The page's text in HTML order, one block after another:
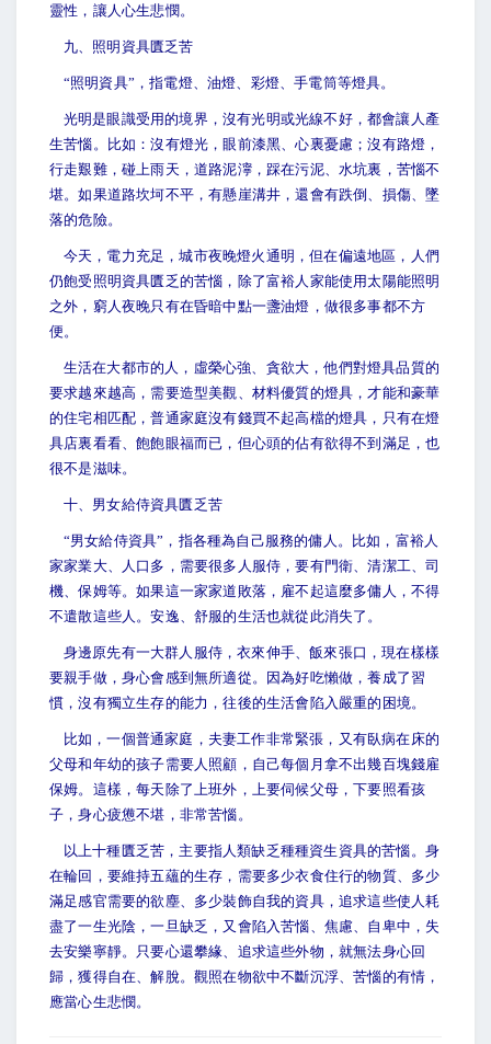
靈性，讓人心生悲憫。
九、照明資具匱乏苦
“照明資具”，指電燈、油燈、彩燈、手電筒等燈具。
光明是眼識受用的境界，沒有光明或光線不好，都會讓人產
生苦惱。比如：沒有燈光，眼前漆黑、心裏憂慮；沒有路燈，
行走艱難，碰上雨天，道路泥濘，踩在污泥、水坑裏，苦惱不
堪。如果道路坎坷不平，有懸崖溝井，還會有跌倒、損傷、墜
落的危險。
今天，電力充足，城市夜晚燈火通明，但在偏遠地區，人們
仍飽受照明資具匱乏的苦惱，除了富裕人家能使用太陽能照明
之外，窮人夜晚只有在昏暗中點一盞油燈，做很多事都不方
便。
生活在大都市的人，虛榮心強、貪欲大，他們對燈具品質的
要求越來越高，需要造型美觀、材料優質的燈具，才能和豪華
的住宅相匹配，普通家庭沒有錢買不起高檔的燈具，只有在燈
具店裏看看、飽飽眼福而已，但心頭的佔有欲得不到滿足，也
很不是滋味。
十、男女給侍資具匱乏苦
“男女給侍資具”，指各種為自己服務的傭人。比如，富裕人
家家業大、人口多，需要很多人服侍，要有門衛、清潔工、司
機、保姆等。如果這一家家道敗落，雇不起這麼多傭人，不得
不遣散這些人。安逸、舒服的生活也就從此消失了。
身邊原先有一大群人服侍，衣來伸手、飯來張口，現在樣樣
要親手做，身心會感到無所適從。因為好吃懶做，養成了習
慣，沒有獨立生存的能力，往後的生活會陷入嚴重的困境。
比如，一個普通家庭，夫妻工作非常緊張，又有臥病在床的
父母和年幼的孩子需要人照顧，自己每個月拿不出幾百塊錢雇
保姆。這樣，每天除了上班外，上要伺候父母，下要照看孩
子，身心疲憊不堪，非常苦惱。
以上十種匱乏苦，主要指人類缺乏種種資生資具的苦惱。身
在輪回，要維持五蘊的生存，需要多少衣食住行的物質、多少
滿足感官需要的欲塵、多少裝飾自我的資具，追求這些使人耗
盡了一生光陰，一旦缺乏，又會陷入苦惱、焦慮、自卑中，失
去安樂寧靜。只要心還攀緣、追求這些外物，就無法身心回
歸，獲得自在、解脫。觀照在物欲中不斷沉浮、苦惱的有情，
應當心生悲憫。